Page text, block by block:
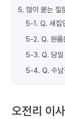
5. 많이 묻는 질
5-1. Q. 새집
5-2. Q. 원룸
5-3. Q. 당
5-4. Q. 수
오전리 이